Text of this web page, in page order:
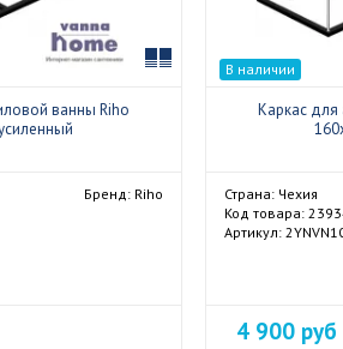
Сравнить
ванны Riho
Бренд: Riho
В наличии
Каркас для
Страна: Чехия
Код товара:
Артикул:
4 900 руб